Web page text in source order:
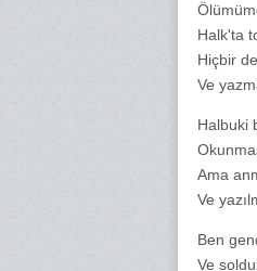
Halk'ta
Hiçbir
Ve
Halbuki
Ama
Ve
Ben
Ve